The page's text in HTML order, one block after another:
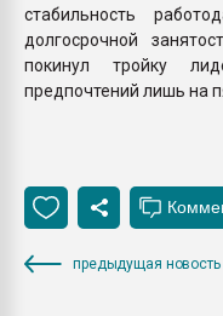
стабильность
долгосрочной
покинул тройку
предпочтений лишь на
предыдущая новость